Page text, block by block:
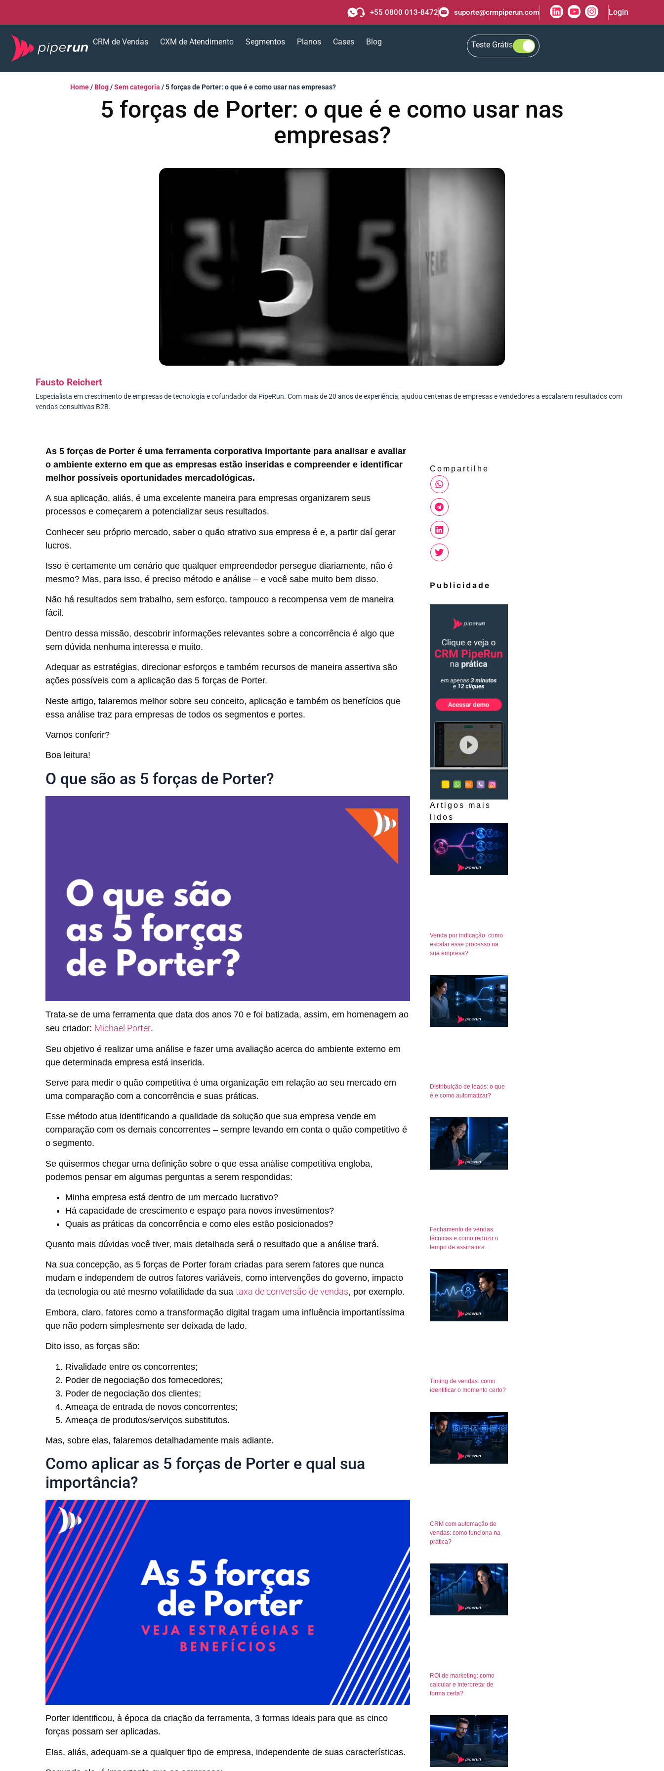
+55 0800 013-8472 suporte@crmpiperun.com Login
CRM de Vendas CXM de Atendimento Segmentos Planos Cases Blog Teste Grátis
Home/ Blog/Sem categoria /5 forças de Porter: o que é e como usar nas empresas?
5 forças de Porter: o que é e como usar nas
empresas?
Fausto Reichert
Especialista em crescimento de empresas de tecnologia e cofundador da PipeRun. Com mais de 20 anos de experiência, ajudou centenas de empresas e vendedores a escalarem resultados com
vendas consultivas B2B.
As 5 forças de Porter é uma ferramenta corporativa importante para analisar e avaliar
o ambiente externo em que as empresas estão inseridas e compreender e identificar
melhor possíveis oportunidades mercadológicas.
A sua aplicação, aliás, é uma excelente maneira para empresas organizarem seus
processos e começarem a potencializar seus resultados.
Conhecer seu próprio mercado, saber o quão atrativo sua empresa é e, a partir daí gerar
lucros.
Isso é certamente um cenário que qualquer empreendedor persegue diariamente, não é
mesmo? Mas, para isso, é preciso método e análise – e você sabe muito bem disso.
Não há resultados sem trabalho, sem esforço, tampouco a recompensa vem de maneira
fácil.
Dentro dessa missão, descobrir informações relevantes sobre a concorrência é algo que
sem dúvida nenhuma interessa e muito.
Adequar as estratégias, direcionar esforços e também recursos de maneira assertiva são
ações possíveis com a aplicação das 5 forças de Porter.
Neste artigo, falaremos melhor sobre seu conceito, aplicação e também os benefícios que
essa análise traz para empresas de todos os segmentos e portes.
Vamos conferir?
Boa leitura!
O que são as 5 forças de Porter?
Trata-se de uma ferramenta que data dos anos 70 e foi batizada, assim, em homenagem ao
seu criador: Michael Porter.
Seu objetivo é realizar uma análise e fazer uma avaliação acerca do ambiente externo em
que determinada empresa está inserida.
Serve para medir o quão competitiva é uma organização em relação ao seu mercado em
uma comparação com a concorrência e suas práticas.
Esse método atua identificando a qualidade da solução que sua empresa vende em
comparação com os demais concorrentes – sempre levando em conta o quão competitivo é
o segmento.
Se quisermos chegar uma definição sobre o que essa análise competitiva engloba,
podemos pensar em algumas perguntas a serem respondidas:
Minha empresa está dentro de um mercado lucrativo?
Há capacidade de crescimento e espaço para novos investimentos?
Quais as práticas da concorrência e como eles estão posicionados?
Quanto mais dúvidas você tiver, mais detalhada será o resultado que a análise trará.
Na sua concepção, as 5 forças de Porter foram criadas para serem fatores que nunca
mudam e independem de outros fatores variáveis, como intervenções do governo, impacto
da tecnologia ou até mesmo volatilidade da sua taxa de conversão de vendas, por exemplo.
Embora, claro, fatores como a transformação digital tragam uma influência importantíssima
que não podem simplesmente ser deixada de lado.
Dito isso, as forças são:
Rivalidade entre os concorrentes;
Poder de negociação dos fornecedores;
Poder de negociação dos clientes;
Ameaça de entrada de novos concorrentes;
Ameaça de produtos/serviços substitutos.
Mas, sobre elas, falaremos detalhadamente mais adiante.
Como aplicar as 5 forças de Porter e qual sua
importância?
Porter identificou, à época da criação da ferramenta, 3 formas ideais para que as cinco
forças possam ser aplicadas.
Elas, aliás, adequam-se a qualquer tipo de empresa, independente de suas características.
Compartilhe
Publicidade
Artigos mais
lidos
Venda por indicação: como
escalar esse processo na
sua empresa?
Distribuição de leads: o que
é e como automatizar?
Fechamento de vendas:
técnicas e como reduzir o
tempo de assinatura
Timing de vendas: como
identificar o momento certo?
CRM com automação de
vendas: como funciona na
prática?
ROI de marketing: como
calcular e interpretar de
forma certa?